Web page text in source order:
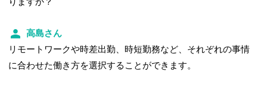
高島さん
リモートワークや時差出勤、時短勤務など、それぞれの事情
に合わせた働き方を選択することができます。